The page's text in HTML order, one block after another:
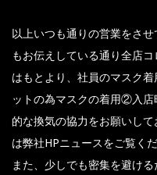
以上いつも通りの営業をさ
もお伝えしている通り全店
はもとより、社員のマスク
ットの為マスクの着用②入
的な換気の協力をお願いし
は弊社HPニュースをご覧くだ
また、少しでも密集を避け